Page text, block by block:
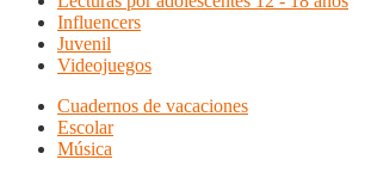
Influencers
Juvenil
Videojuegos
Cuadernos de vacaciones
Escolar
Música